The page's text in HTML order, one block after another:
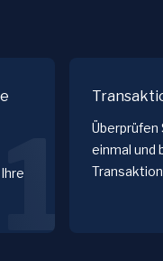
Überprüfen
einmal und